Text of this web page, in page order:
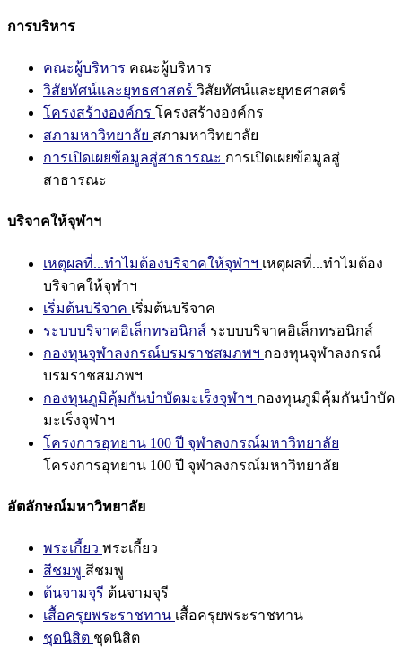
การบริหาร
คณะผู้บริหาร คณะผู้บริหาร
วิสัยทัศน์และยุทธศาสตร์ วิสัยทัศน์และยุทธศาสตร์
โครงสร้างองค์กร โครงสร้างองค์กร
สภามหาวิทยาลัย สภามหาวิทยาลัย
การเปิดเผยข้อมูลสู่สาธารณะ การเปิดเผยข้อมูลสู่
สาธารณะ
บริจาคให้จุฬาฯ
เหตุผลที่...ทำไมต้องบริจาคให้จุฬาฯ เหตุผลที่...ทำไมต้อง
บริจาคให้จุฬาฯ
เริ่มต้นบริจาค เริ่มต้นบริจาค
ระบบบริจาคอิเล็กทรอนิกส์ ระบบบริจาคอิเล็กทรอนิกส์
กองทุนจุฬาลงกรณ์บรมราชสมภพฯ กองทุนจุฬาลงกรณ์
บรมราชสมภพฯ
กองทุนภูมิคุ้มกันบำบัดมะเร็งจุฬาฯ กองทุนภูมิคุ้มกันบำบัด
มะเร็งจุฬาฯ
โครงการอุทยาน 100 ปี จุฬาลงกรณ์มหาวิทยาลัย
โครงการอุทยาน 100 ปี จุฬาลงกรณ์มหาวิทยาลัย
อัตลักษณ์มหาวิทยาลัย
พระเกี้ยว พระเกี้ยว
สีชมพู สีชมพู
ต้นจามจุรี ต้นจามจุรี
เสื้อครุยพระราชทาน เสื้อครุยพระราชทาน
ชุดนิสิต ชุดนิสิต